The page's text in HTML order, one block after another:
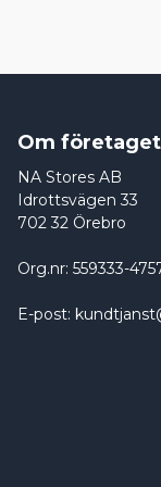
Om företaget
NA Stores AB
Idrottsvägen 33
702 32 Örebro
Org.nr: 559333-
E-post: